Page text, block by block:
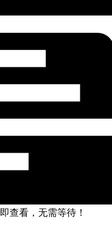
查看，无需等待！